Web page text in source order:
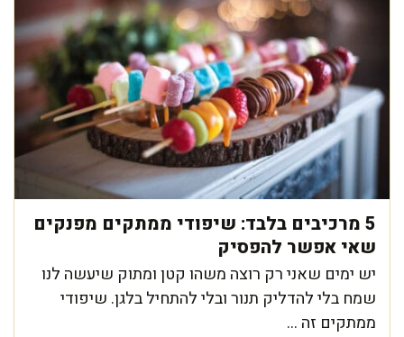
5 מרכיבים בלבד: שיפודי ממתקים מפנקים
שאי אפשר להפסיק
יש ימים שאני רק רוצה משהו קטן ומתוק שיעשה לנו
שמח בלי להדליק תנור ובלי להתחיל בלגן. שיפודי
ממתקים זה ...